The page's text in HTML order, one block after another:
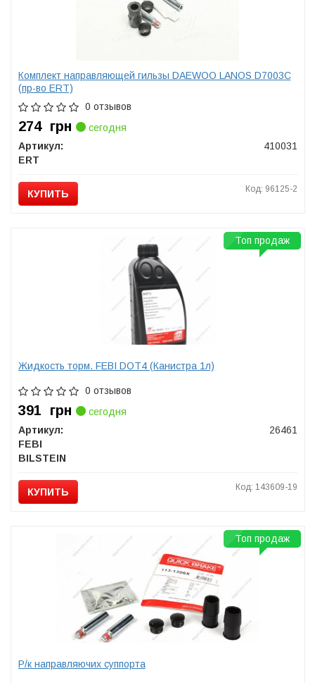
Комплект направляющей гильзы DAEWOO LANOS D7003C
(пр-во ERT)
0 отзывов
274 грн
сегодня
Артикул:
410031
ERT
КУПИТЬ Код: 96125-2
Жидкость торм. FEBI DOT4 (Канистра 1л)
0 отзывов
391 грн
сегодня
Артикул:
26461
FEBI
BILSTEIN
КУПИТЬ Код: 143609-19
Топ продаж
Р/к направляючих суппорта
Топ продаж